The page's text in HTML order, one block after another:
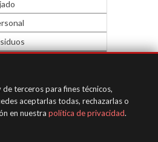
INSPECCIÓN
terceros para fines técnicos,
aceptarlas todas, rechazarlas o
en nuestra política de privacidad.